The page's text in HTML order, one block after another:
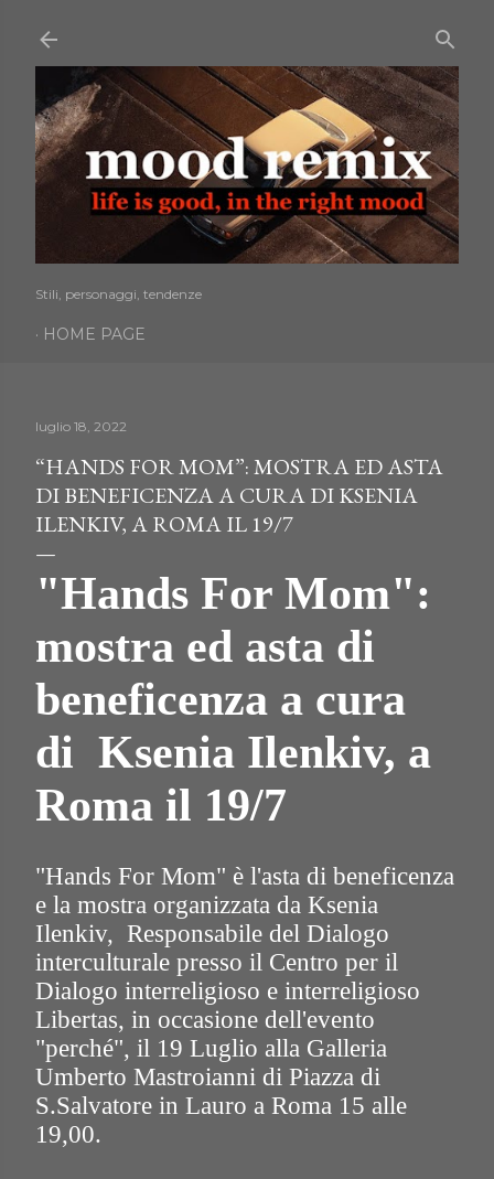
Stili, personaggi, tendenze
HOME PAGE
luglio 18, 2022
“HANDS FOR MOM”: MOSTRA ED ASTA
DI BENEFICENZA A CURA DI KSENIA
ILENKIV, A ROMA IL 19/7
"Hands For Mom":
mostra ed asta di
beneficenza a cura
di Ksenia Ilenkiv, a
Roma il 19/7
"Hands For Mom" è l'asta di beneficenza
e la mostra organizzata da Ksenia
Ilenkiv, Responsabile del Dialogo
interculturale presso il Centro per il
Dialogo interreligioso e interreligioso
Libertas, in occasione dell'evento
"perché", il 19 Luglio alla Galleria
Umberto Mastroianni di Piazza di
S.Salvatore in Lauro a Roma 15 alle
19,00.